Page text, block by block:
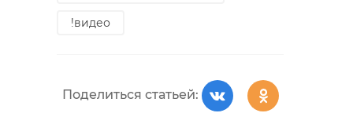
!видео
Поделиться статьей: